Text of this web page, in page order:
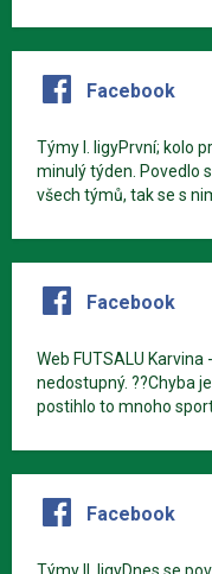
Facebook
Týmy I. ligyPrvní; kolo
minulý týden. Povedlo
všech týmů, tak se s
Facebook
Web FUTSALU
nedostupný. ??Chyba
postihlo to mnoho
Facebook